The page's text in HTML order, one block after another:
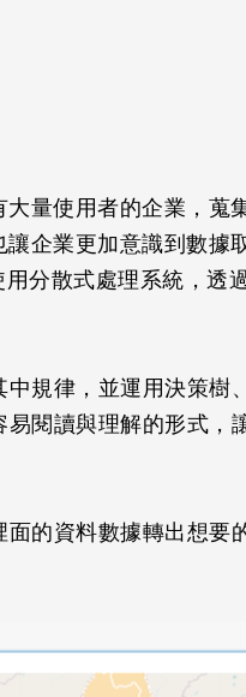
量使用者的企業，蒐
企業更加意識到數據
分散式處理系統，透
規律，並運用決策樹
閱讀與理解的形式，
的資料數據轉出想要